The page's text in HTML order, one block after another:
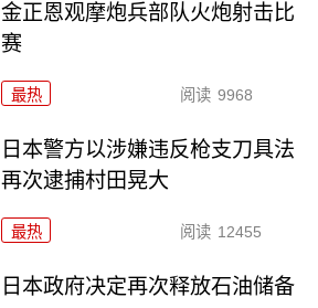
金正恩观摩炮兵部队火炮射击比
赛
最热 阅读 9968
日本警方以涉嫌违反枪支刀具法
再次逮捕村田晃大
最热 阅读 12455
日本政府决定再次释放石油储备